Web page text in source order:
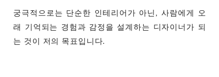
궁극적으로는 단순한 인테리어가 아닌, 사람에게 오
래 기억되는 경험과 감정을 설계하는 디자이너가 되
는 것이 저의 목표입니다.